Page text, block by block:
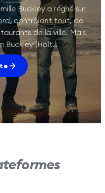
Buckley a régné sur
contrôlant tout, de
de la ville. Mais
Buckley (Holt…